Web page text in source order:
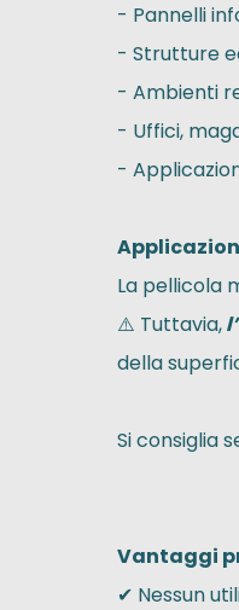
- Pannelli
- Strutture
- Ambienti
- Uffici,
-
La pellicola
⚠️ Tuttavia,
della
Si consiglia
Vantaggi
✔ Nessun